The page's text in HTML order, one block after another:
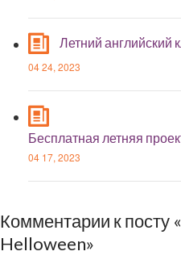
Летний английский
04 24, 2023
Бесплатная летняя
04 17, 2023
Комментарии к посту
Helloween»